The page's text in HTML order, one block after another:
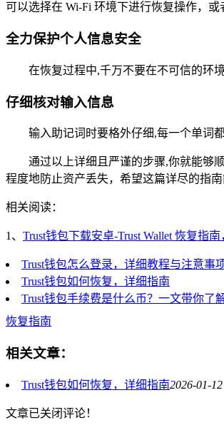
可以选择在 Wi-Fi 环境下进行恢复操作，或
全力保护个人信息安全
在恢复过程中,千万不要在不可信的环
仔细核对输入信息
输入助记词时要格外仔细,每一个单词
通过以上详细且严谨的步骤,你就能够
程度地防止资产丢失，希望这篇详尽的指
相关阅读：
1、 Trust钱包下载安卓-Trust Wallet 恢复指
Trust钱包怎么登录，详细教程与注意事
Trust钱包如何恢复，详细指南
Trust钱包手续费是什么币？一文带你了
恢复指南
相关文章：
Trust钱包如何恢复，详细指南2026-01-
文章已关闭评论！